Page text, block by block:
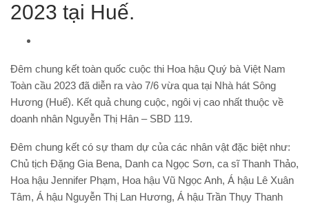
2023 tại Huế.
Đêm chung kết toàn quốc cuộc thi Hoa hậu Quý bà Việt Nam
Toàn cầu 2023 đã diễn ra vào 7/6 vừa qua tại Nhà hát Sông
Hương (Huế). Kết quả chung cuộc, ngôi vị cao nhất thuộc về
doanh nhân Nguyễn Thị Hân – SBD 119.
Đêm chung kết có sự tham dự của các nhân vật đặc biệt như:
Chủ tịch Đặng Gia Bena, Danh ca Ngọc Sơn, ca sĩ Thanh Thảo,
Hoa hậu Jennifer Phạm, Hoa hậu Vũ Ngọc Anh, Á hậu Lê Xuân
Tâm, Á hậu Nguyễn Thị Lan Hương, Á hậu Trần Thụy Thanh